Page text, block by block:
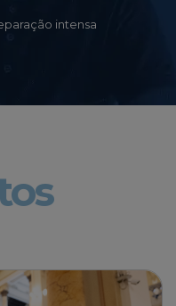
intensa